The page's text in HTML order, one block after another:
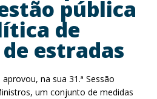
pública
de
estradas
na sua 31.ª Sessão
um conjunto de medidas